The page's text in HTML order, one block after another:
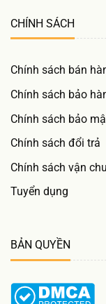
CHÍNH SÁCH
Chính sách bán
Chính sách bảo
Chính sách bảo
Chính sách đổi trả
Chính sách vận
Tuyển dụng
BẢN QUYỀN